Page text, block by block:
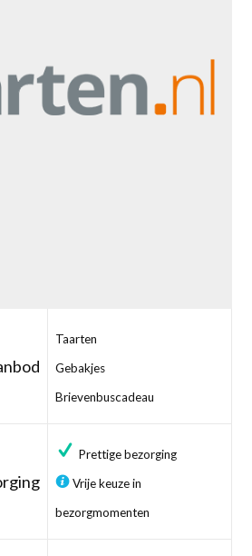
Taarten
Gebakjes
Brievenbuscadeau
Prettige bezorging
Vrije keuze in
bezorgmomenten